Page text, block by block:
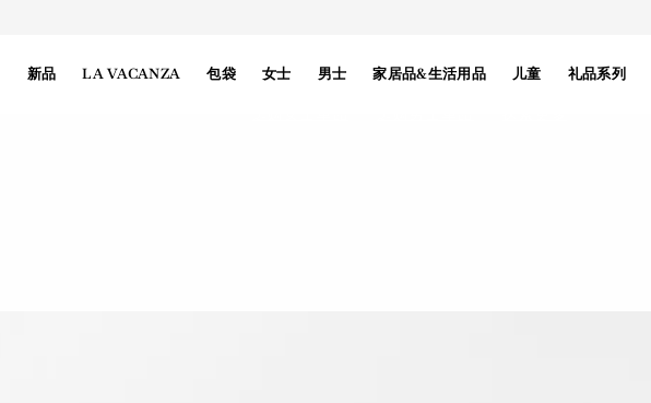
新品 LA VACANZA 包袋 女士 男士 家居品&生活用品 儿童 礼品系列
2026秋冬系列